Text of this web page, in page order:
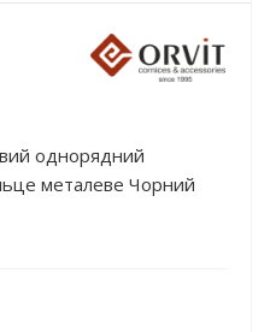
однорядний
металеве Чорний